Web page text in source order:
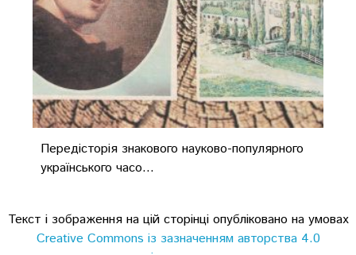
Передісторія знакового науково-популярного
українського часо...
Текст і зображення на цій сторінці опубліковано на умовах
Creative Commons із зазначенням авторства 4.0